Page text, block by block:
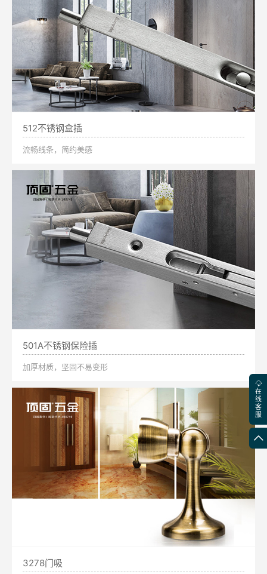
512不锈钢盒插
流畅线条，简约美感
501A不锈钢保险插
加厚材质，坚固不易变形
3278门吸
在
线
客
服